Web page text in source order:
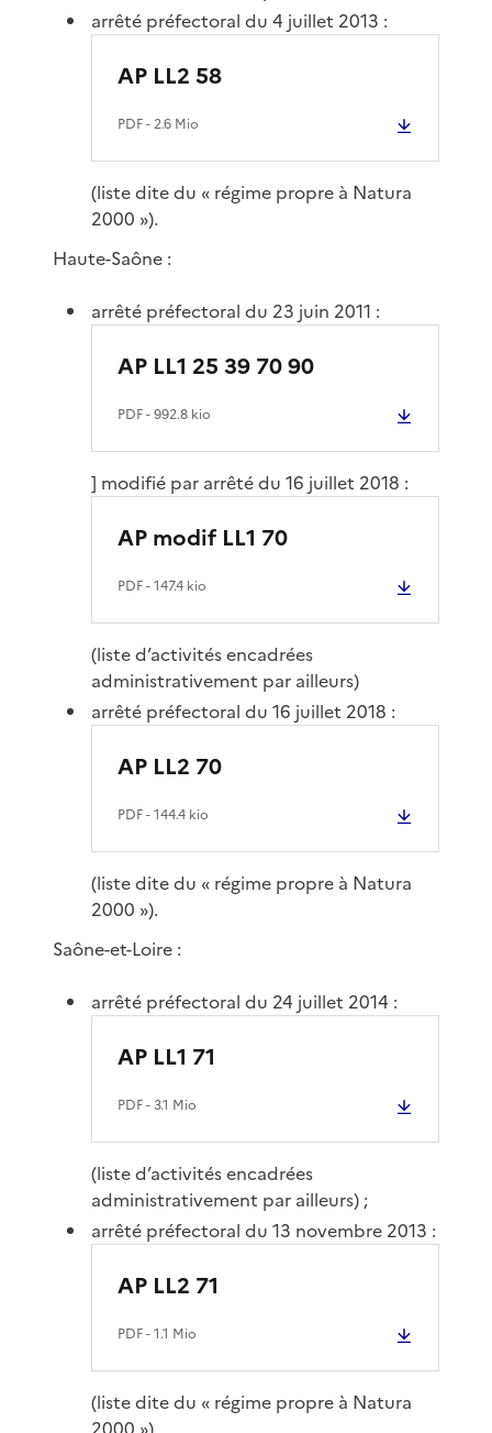
arrêté préfectoral du 4 juillet 2013 :
AP LL2 58
PDF- 2.6 Mio
(liste dite du « régime propre à Natura
2000 »).
Haute-Saône :
arrêté préfectoral du 23 juin 2011 :
AP LL1 25 39 70 90
PDF- 992.8 kio
] modifié par arrêté du 16 juillet 2018 :
AP modif LL1 70
PDF- 147.4 kio
(liste d’activités encadrées
administrativement par ailleurs)
arrêté préfectoral du 16 juillet 2018 :
AP LL2 70
PDF- 144.4 kio
(liste dite du « régime propre à Natura
2000 »).
Saône-et-Loire :
arrêté préfectoral du 24 juillet 2014 :
AP LL1 71
PDF- 3.1 Mio
(liste d’activités encadrées
administrativement par ailleurs) ;
arrêté préfectoral du 13 novembre 2013 :
AP LL2 71
PDF- 1.1 Mio
(liste dite du « régime propre à Natura